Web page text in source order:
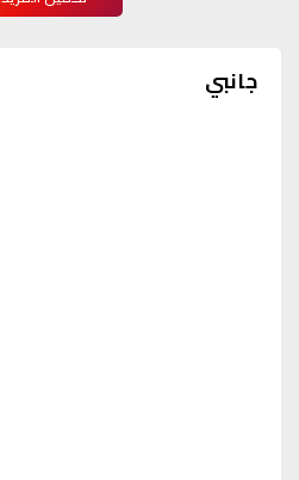
جانبي